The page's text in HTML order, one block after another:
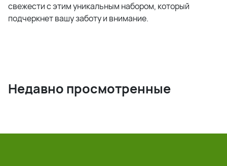
свежести с этим уникальным набором, который
подчеркнет вашу заботу и внимание.
Недавно просмотренные